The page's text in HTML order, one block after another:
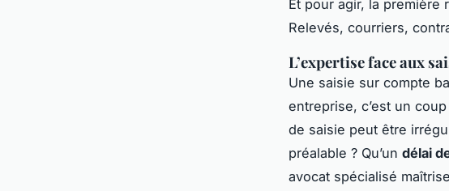
Et pour agir, la première
Relevés, courriers,
L’expertise face aux
Une saisie sur compte
entreprise, c’est un
de saisie peut être
préalable ? Qu’un délai
avocat spécialisé